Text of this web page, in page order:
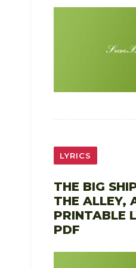
LYRICS
THE BIG
THE ALLEY,
PRINTABLE
PDF